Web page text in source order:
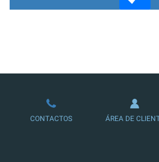
LOJA DE ASSINATURAS
CONTACTOS ÁREA DE